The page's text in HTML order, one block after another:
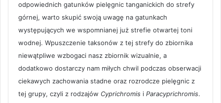
odpowiednich gatunków pielęgnic tanganickich do strefy
górnej, warto skupić swoją uwagę na gatunkach
występujących we wspomnianej już strefie otwartej toni
wodnej. Wpuszczenie taksonów z tej strefy do zbiornika
niewątpliwe wzbogaci nasz zbiornik wizualnie, a
dodatkowo dostarczy nam miłych chwil podczas obserwacji
ciekawych zachowania stadne oraz rozrodcze pielęgnic z
tej grupy, czyli z rodzajów Cyprichromis i Paracyprichromis.